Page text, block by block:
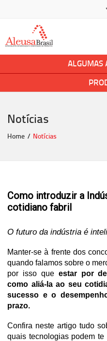
ALGUMAS
Notícias
Home Notícias
Como introduzir a
cotidiano fabril
O futuro da indústria é
Manter-se à frente dos
quando falamos sobre o
por isso que estar por
como aliá-la ao seu
sucesso e o
prazo.
Confira neste artigo tudo
quais tecnologias podem